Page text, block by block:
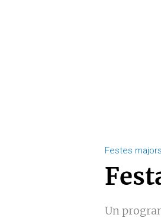
Festes majors
Un